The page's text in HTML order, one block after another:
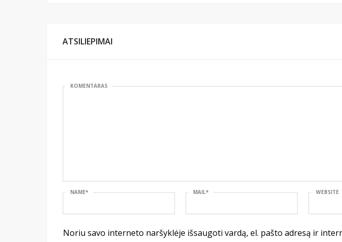
ATSILIEPIMAI
KOMENTARAS
NAME* MAIL* WEBSITE
Noriu savo interneto naršyklėje išsaugoti vardą, el. pašto adresą ir